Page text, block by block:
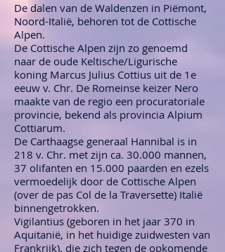
De dalen van de Waldenzen in Piëmont,
Noord-Italië, behoren tot de Cottische
Alpen.
De Cottische Alpen zijn zo genoemd
naar de oude Keltische/Ligurische
koning Marcus Julius Cottius uit de 1e
eeuw v. Chr. De Romeinse keizer Nero
maakte van de regio een procuratoriale
provincie, bekend als provincia Alpium
Cottiarum.
De Carthaagse generaal Hannibal is in
218 v. Chr. met zijn ca. 30.000 mannen,
37 olifanten en 15.000 paarden en ezels
vermoedelijk door de Cottische Alpen
(over de pas Col de la Traversette) Italië
binnengetrokken.
Vigilantius (geboren in het jaar 370 in
Aquitanië, in het huidige zuidwesten van
Frankrijk), die zich tegen de opkomende